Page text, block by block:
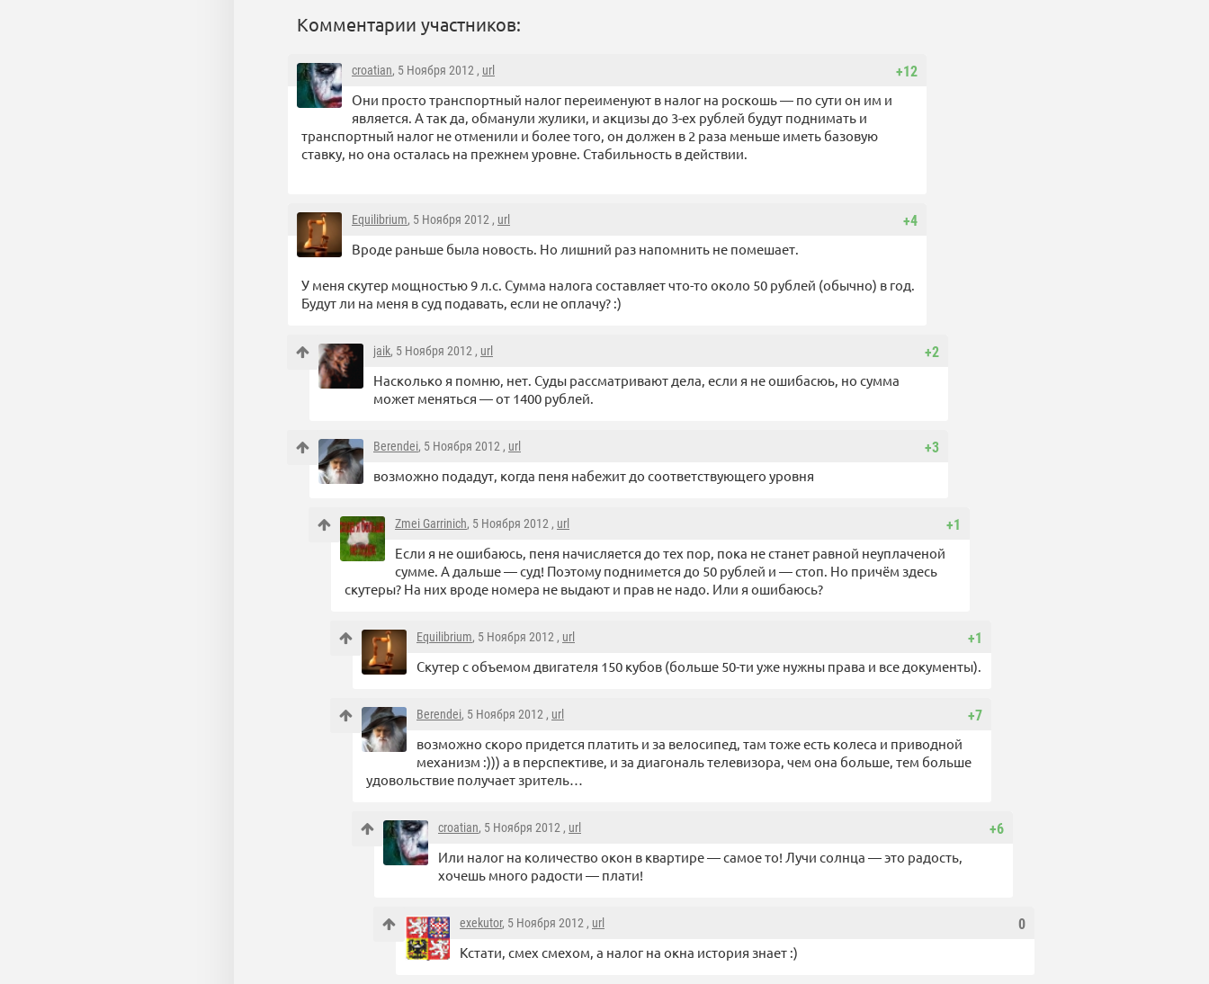
Комментарии участников:
+12
croatian, 5 Ноября 2012 , url
Они просто транспортный налог переименуют в налог на роскошь — по сути он им и
является. А так да, обманули жулики, и акцизы до 3-ех рублей будут поднимать и
транспортный налог не отменили и более того, он должен в 2 раза меньше иметь базовую
ставку, но она осталась на прежнем уровне. Стабильность в действии.
+4
Equilibrium, 5 Ноября 2012 , url
Вроде раньше была новость. Но лишний раз напомнить не помешает.
У меня скутер мощностью 9 л.с. Сумма налога составляет что-то около 50 рублей (обычно) в год.
Будут ли на меня в суд подавать, если не оплачу? :)
+2
jaik, 5 Ноября 2012 , url
Насколько я помню, нет. Суды рассматривают дела, если я не ошибасюь, но сумма
может меняться — от 1400 рублей.
+3
Berendei, 5 Ноября 2012 , url
возможно подадут, когда пеня набежит до соответствующего уровня
+1
Zmei Garrinich, 5 Ноября 2012 , url
Если я не ошибаюсь, пеня начисляется до тех пор, пока не станет равной неуплаченой
сумме. А дальше — суд! Поэтому поднимется до 50 рублей и — стоп. Но причём здесь
скутеры? На них вроде номера не выдают и прав не надо. Или я ошибаюсь?
+1
Equilibrium, 5 Ноября 2012 , url
Скутер с объемом двигателя 150 кубов (больше 50-ти уже нужны права и все документы).
+7
Berendei, 5 Ноября 2012 , url
возможно скоро придется платить и за велосипед, там тоже есть колеса и приводной
механизм :))) а в перспективе, и за диагональ телевизора, чем она больше, тем больше
удовольствие получает зритель…
+6
croatian, 5 Ноября 2012 , url
Или налог на количество окон в квартире — самое то! Лучи солнца — это радость,
хочешь много радости — плати!
0
exekutor, 5 Ноября 2012 , url
Кстати, смех смехом, а налог на окна история знает :)